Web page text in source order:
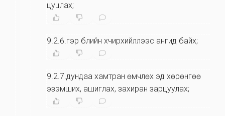
цуцлах;
9.2.6.гэр бүлийн хүчирхийллээс ангид байх;
9.2.7.дундаа хамтран өмчлөх эд хөрөнгөө
эзэмших, ашиглах, захиран зарцуулах;